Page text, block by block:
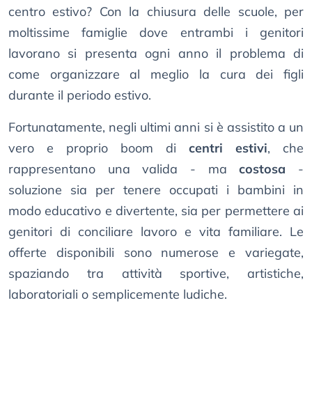
centro estivo? Con la chiusura delle scuole, per
moltissime famiglie dove entrambi i genitori
lavorano si presenta ogni anno il problema di
come organizzare al meglio la cura dei figli
durante il periodo estivo.
Fortunatamente, negli ultimi anni si è assistito a un
vero e proprio boom di centri estivi, che
rappresentano una valida - macostosa -
soluzione sia per tenere occupati i bambini in
modo educativo e divertente, sia per permettere ai
genitori di conciliare lavoro e vita familiare. Le
offerte disponibili sono numerose e variegate,
spaziando tra attività sportive, artistiche,
laboratoriali o semplicemente ludiche.